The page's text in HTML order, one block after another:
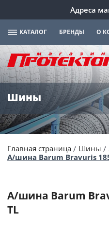
Адреса
КАТАЛОГ БРЕНДЫ О
Шины
Главная страница Шины
А/шина Barum Bravuris
А/шина Barum
TL